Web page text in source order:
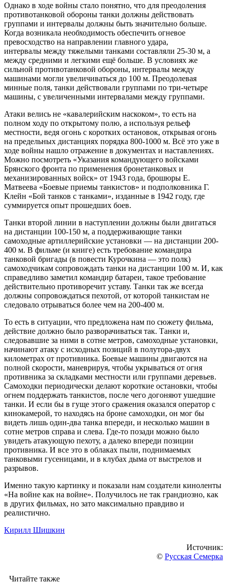
Однако в ходе войны стало понятно, что для преодоления
противотанковой обороны танки должны действовать
группами и интервалы должны быть значительно больше.
Когда возникала необходимость обеспечить огневое
превосходство на направлении главного удара,
интервалы между тяжелыми танками составляли 25-30 м, а
между средними и легкими ещё больше. В условиях же
сильной противотанковой обороны, интервалы между
машинами могли увеличиваться до 100 м. Преодолевая
минные поля, танки действовали группами по три-четыре
машины, с увеличенными интервалами между группами.
Атаки велись не «кавалерийским наскоком», то есть на
полном ходу по открытому полю, а используя рельеф
местности, ведя огонь с коротких остановок, открывая огонь
на предельных дистанциях порядка 800-1000 м. Всё это уже в
ходе войны нашло отражение в документах и наставлениях.
Можно посмотреть «Указания командующего войсками
Брянского фронта по применения бронетанковых и
механизированных войск» от 1943 года, брошюры Е.
Матвеева «Боевые приемы танкистов» и подполковника Г.
Клейн «Бой танков с танками», изданные в 1942 году, где
суммируется опыт прошедших боев.
Танки второй линии в наступлении должны были двигаться
на дистанции 100-150 м, а поддерживающие танки
самоходные артиллерийские установки — на дистанции 200-
400 м. В фильме (и книге) есть требование командира
танковой бригады (в повести Курочкина — это полк)
самоходчикам сопровождать танки на дистанции 100 м. И, как
справедливо заметил командир батареи, такое требование
действительно противоречит уставу. Танки так же всегда
должны сопровождаться пехотой, от которой танкистам не
следовало отрываться более чем на 200-400 м.
То есть в ситуации, что предложена нам по сюжету фильма,
действие должно было разворачиваться так. Танки и,
следовавшие за ними в сотне метров, самоходные установки,
начинают атаку с исходных позиций в полутора-двух
километрах от противника. Боевые машины двигаются на
полной скорости, маневрируя, чтобы укрываться от огня
противника за складками местности или группами деревьев.
Самоходки периодически делают короткие остановки, чтобы
огнем поддержать танкистов, после чего догоняют ушедшие
танки. И если бы в гуще этого сражения оказался оператор с
кинокамерой, то находясь на броне самоходки, он мог бы
видеть лишь один-два танка впереди, и несколько машин в
сотне метров справа и слева. Где-то позади можно было
увидеть атакующую пехоту, а далеко впереди позиции
противника. И все это в облаках пыли, поднимаемых
танковыми гусеницами, и в клубах дыма от выстрелов и
разрывов.
Именно такую картинку и показали нам создатели киноленты
«На войне как на войне». Получилось не так грандиозно, как
в других фильмах, но зато максимально правдиво и
реалистично.
Кирилл Шишкин
Источник:
© Русская Семерка
Читайте также